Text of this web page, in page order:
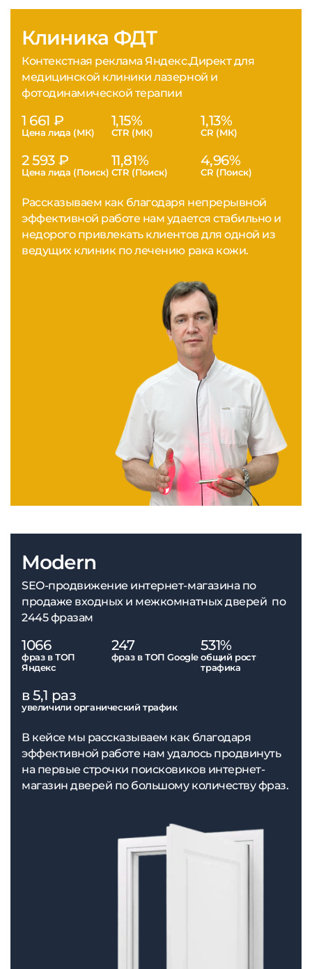
Modern
SEO-продвижение интернет-магазина по
продаже входных и межкомнатных дверей по
2445 фразам
1066
фраз в ТОП
Яндекс
247
фраз в ТОП Google
531%
общий рост
трафика
в 5,1 раз
увеличили органический трафик
В кейсе мы рассказываем как благодаря
эффективной работе нам удалось продвинуть
на первые строчки поисковиков интернет-
магазин дверей по большому количеству фраз.
Клиника ФДТ
Контекстная реклама Яндекс.Директ для
медицинской клиники лазерной и
фотодинамической терапии
1 661 ₽
Цена лида (МК)
1,15%
CTR (МК)
1,13%
CR (МК)
2 593 ₽
Цена лида (Поиск)
11,81%
CTR (Поиск)
4,96%
CR (Поиск)
Рассказываем как благодаря непрерывной
эффективной работе нам удается стабильно и
недорого привлекать клиентов для одной из
ведущих клиник по лечению рака кожи.